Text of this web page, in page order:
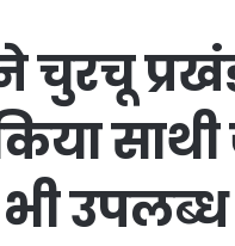
ने चुरचू
उपलब्ध